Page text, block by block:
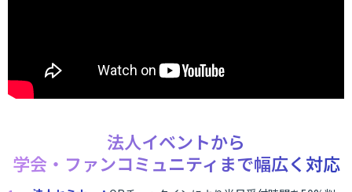
法人イベントから
学会・ファンコミュニティまで幅広く対応